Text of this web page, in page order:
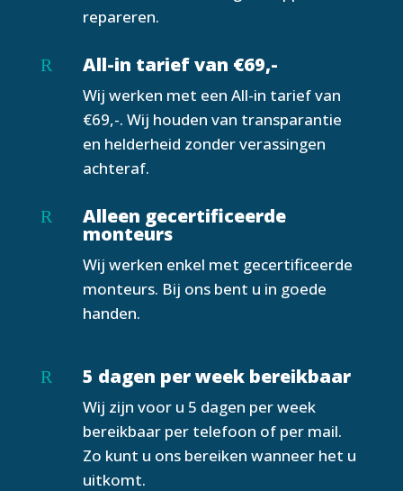
repareren.
R All-in tarief van €69,-
Wij werken met een All-in tarief van
€69,-. Wij houden van transparantie
en helderheid zonder verassingen
achteraf.
R Alleen gecertificeerde
monteurs
Wij werken enkel met gecertificeerde
monteurs. Bij ons bent u in goede
handen.
R 5 dagen per week bereikbaar
Wij zijn voor u 5 dagen per week
bereikbaar per telefoon of per mail.
Zo kunt u ons bereiken wanneer het u
uitkomt.